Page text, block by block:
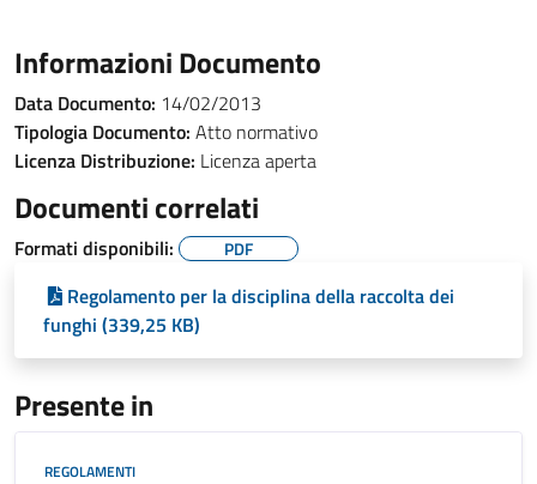
Informazioni Documento
Data Documento: 14/02/2013
Tipologia Documento: Atto normativo
Licenza Distribuzione: Licenza aperta
Documenti correlati
Formati disponibili: PDF
Regolamento per la disciplina della raccolta dei
funghi (339,25 KB)
Presente in
REGOLAMENTI